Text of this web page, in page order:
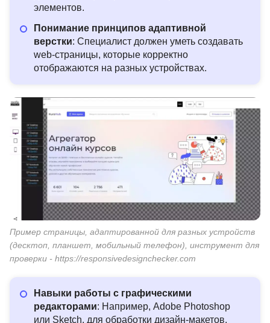
элементов.
Понимание принципов адаптивной
верстки: Специалист должен уметь создавать
web-страницы, которые корректно
отображаются на разных устройствах.
Пример страницы, адаптированной для разных устройств
(десктоп, планшет, мобильный телефон), инструмент для
проверки - https://responsivedesignchecker.com
Навыки работы с графическими
редакторами: Например, Adobe Photoshop
или Sketch, для обработки дизайн-макетов.
Вёрстка на HTML и CSS